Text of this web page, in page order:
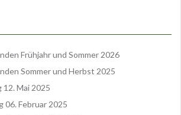
Frühjahr und Sommer 2026
Sommer und Herbst 2025
Mai 2025
06. Februar 2025